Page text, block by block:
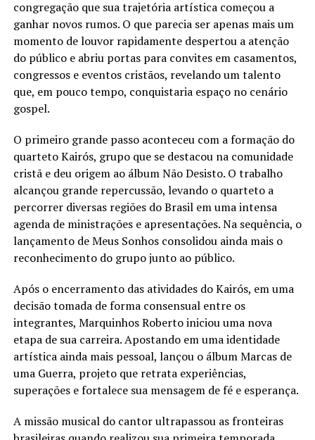
congregação que sua trajetória artística começou a
ganhar novos rumos. O que parecia ser apenas mais um
momento de louvor rapidamente despertou a atenção
do público e abriu portas para convites em casamentos,
congressos e eventos cristãos, revelando um talento
que, em pouco tempo, conquistaria espaço no cenário
gospel.
O primeiro grande passo aconteceu com a formação do
quarteto Kairós, grupo que se destacou na comunidade
cristã e deu origem ao álbum Não Desisto. O trabalho
alcançou grande repercussão, levando o quarteto a
percorrer diversas regiões do Brasil em uma intensa
agenda de ministrações e apresentações. Na sequência, o
lançamento de Meus Sonhos consolidou ainda mais o
reconhecimento do grupo junto ao público.
Após o encerramento das atividades do Kairós, em uma
decisão tomada de forma consensual entre os
integrantes, Marquinhos Roberto iniciou uma nova
etapa de sua carreira. Apostando em uma identidade
artística ainda mais pessoal, lançou o álbum Marcas de
uma Guerra, projeto que retrata experiências,
superações e fortalece sua mensagem de fé e esperança.
A missão musical do cantor ultrapassou as fronteiras